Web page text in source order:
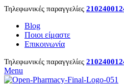
Τηλεφωνικές παραγγελίες
Blog
Ποιοι είμαστε
Επικοινωνία
Τηλεφωνικές παραγγελίες
Menu